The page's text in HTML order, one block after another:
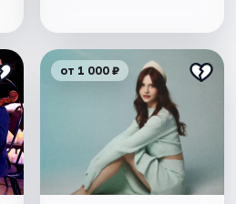
от 1 000 ₽